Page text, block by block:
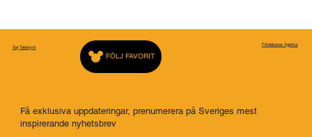
Saj Talarbyrå Föreläsares Agentur
FÖLJ FAVORIT
Få exklusiva uppdateringar, prenumerera på Sveriges mest
inspirerande nyhetsbrev